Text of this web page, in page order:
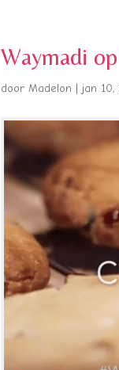
Waymadi
doorMadelon jan 10,